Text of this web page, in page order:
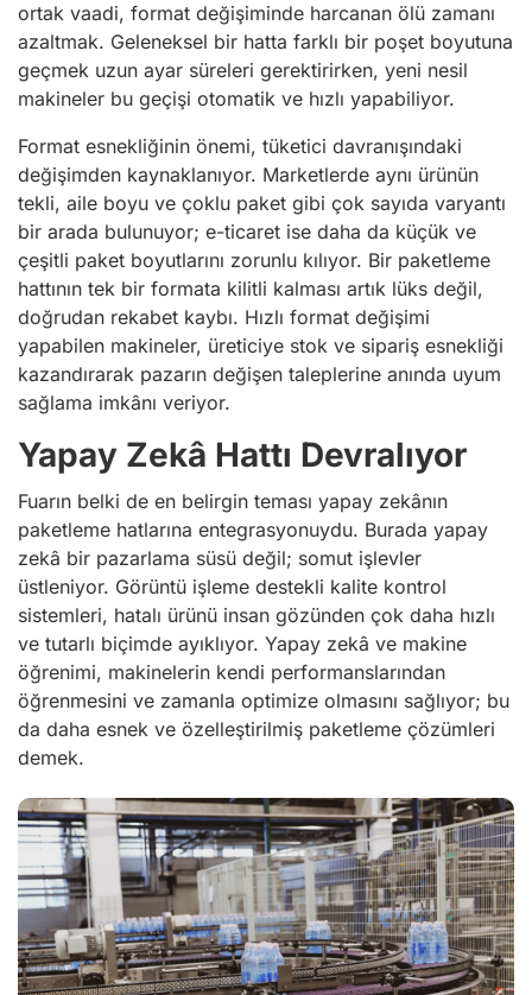
ortak vaadi, format değişiminde harcanan ölü zamanı
azaltmak. Geleneksel bir hatta farklı bir poşet boyutuna
geçmek uzun ayar süreleri gerektirirken, yeni nesil
makineler bu geçişi otomatik ve hızlı yapabiliyor.
Format esnekliğinin önemi, tüketici davranışındaki
değişimden kaynaklanıyor. Marketlerde aynı ürünün
tekli, aile boyu ve çoklu paket gibi çok sayıda varyantı
bir arada bulunuyor; e-ticaret ise daha da küçük ve
çeşitli paket boyutlarını zorunlu kılıyor. Bir paketleme
hattının tek bir formata kilitli kalması artık lüks değil,
doğrudan rekabet kaybı. Hızlı format değişimi
yapabilen makineler, üreticiye stok ve sipariş esnekliği
kazandırarak pazarın değişen taleplerine anında uyum
sağlama imkânı veriyor.
Yapay Zekâ Hattı Devralıyor
Fuarın belki de en belirgin teması yapay zekânın
paketleme hatlarına entegrasyonuydu. Burada yapay
zekâ bir pazarlama süsü değil; somut işlevler
üstleniyor. Görüntü işleme destekli kalite kontrol
sistemleri, hatalı ürünü insan gözünden çok daha hızlı
ve tutarlı biçimde ayıklıyor. Yapay zekâ ve makine
öğrenimi, makinelerin kendi performanslarından
öğrenmesini ve zamanla optimize olmasını sağlıyor; bu
da daha esnek ve özelleştirilmiş paketleme çözümleri
demek.